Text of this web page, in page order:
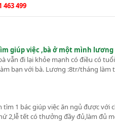
463 499
giúp việc ,bà ở một mình
vẫn đi lại khỏe mạnh có điều có
bạn với bà. Lương :8tr/tháng làm
tìm 1 bác giúp việc ăn ngủ được
tết có thưởng đầy đủ,làm đủ